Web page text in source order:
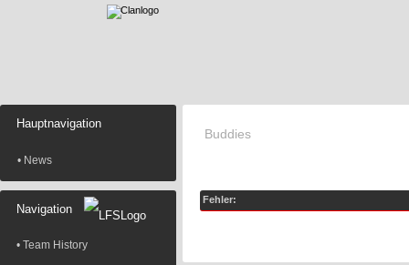
Hauptnavigation
• News
Navigation
• Team History
Buddies
Fehler: